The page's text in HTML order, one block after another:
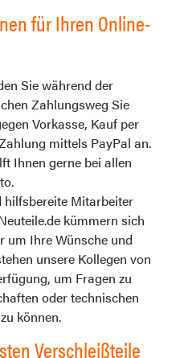
für Ihren Online-
Sie während der
Zahlungsweg Sie
Vorkasse, Kauf per
mittels PayPal an.
Ihnen gerne bei allen
hilfsbereite Mitarbeiter
kümmern sich
um Ihre Wünsche und
unsere Kollegen von
um Fragen zu
oder technischen
können.
Verschleißteile